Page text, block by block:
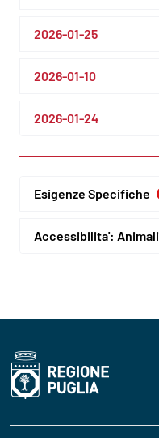
2026-01-25
2026-01-10
2026-01-24
Esigenze Specifiche
Accessibilita': Animali